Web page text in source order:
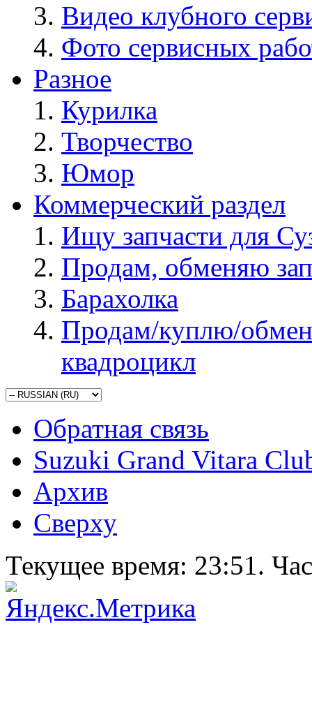
Видео клубного
Фото сервисных
Разное
Курилка
Творчество
Юмор
Коммерческий раздел
Ищу запчасти для
Продам, обменяю
Барахолка
Продам/куплю/
квадроцикл
Обратная связь
Suzuki Grand Vitara
Архив
Сверху
Текущее время: 23:51 .